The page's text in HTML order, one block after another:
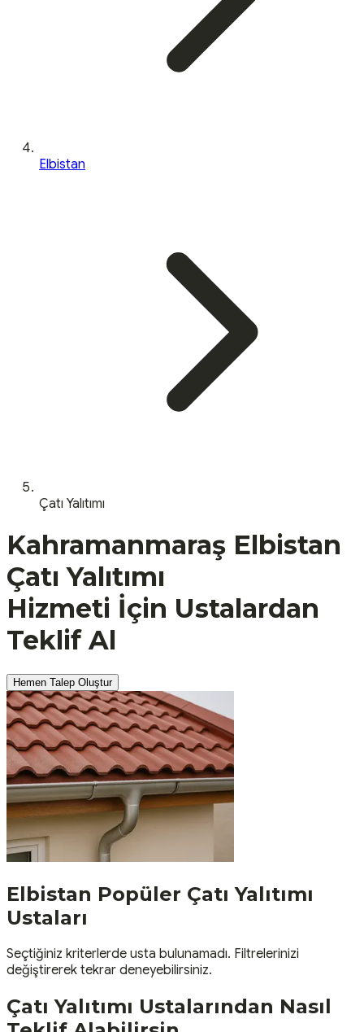
Elbistan
Çatı Yalıtımı
Kahramanmaraş Elbistan
Çatı Yalıtımı
Hizmeti İçin Ustalardan
Teklif Al
Hemen Talep Oluştur
Elbistan Popüler Çatı Yalıtımı
Ustaları
Seçtiğiniz kriterlerde usta bulunamadı. Filtrelerinizi
değiştirerek tekrar deneyebilirsiniz.
Çatı Yalıtımı Ustalarından Nasıl